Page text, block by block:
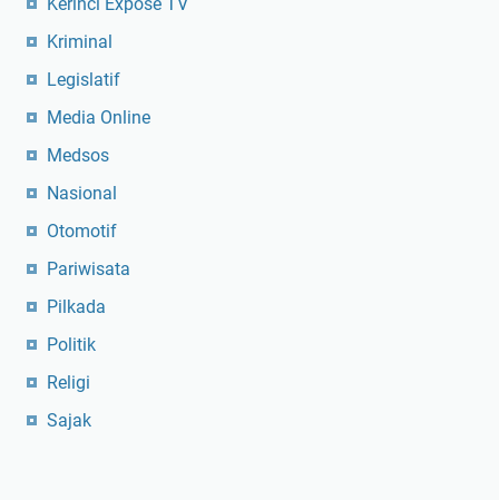
Kriminal
Legislatif
Media Online
Medsos
Nasional
Otomotif
Pariwisata
Pilkada
Politik
Religi
Sajak